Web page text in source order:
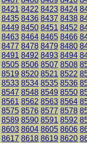
8421 8422 8423 8424
8435 8436 8437 8438
8449 8450 8451 8452
8463 8464 8465 8466
8477 8478 8479 8480
8491 8492 8493 8494
8505 8506 8507 8508
8519 8520 8521 8522
8533 8534 8535 8536
8547 8548 8549 8550
8561 8562 8563 8564
8575 8576 8577 8578
8589 8590 8591 8592
8603 8604 8605 8606
8617 8618 8619 8620